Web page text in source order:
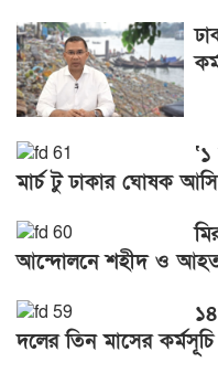
মার্চ টু ঢাকার ঘোষক
আন্দোলনে শহীদ ও আহত
দলের তিন মাসের